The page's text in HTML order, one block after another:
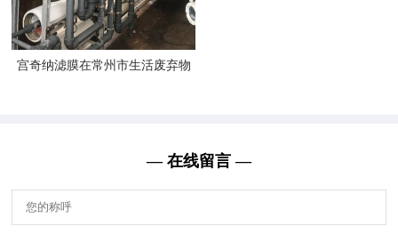
宫奇纳滤膜在常州市生活废弃物
— 在线留言 —